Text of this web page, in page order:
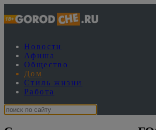
Новости
Афиша
Общество
Дом
Стиль жизни
Работа